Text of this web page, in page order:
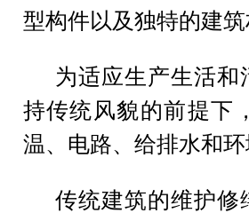
型构件以及独特的建
为适应生产生活
持传统风貌的前提下
温、电路、给排水和
传统建筑的维护修